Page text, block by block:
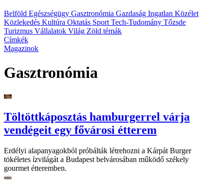
Belföld Egészségügy Gasztronómia Gazdaság Ingatlan Közélet
Közlekedés Kultúra Oktatás Sport Tech-Tudomány Tőzsde
Turizmus Vállalatok Világ Zöld témák
Címkék
Magazinok
Gasztronómia
Töltöttkáposztás hamburgerrel várja
vendégeit egy fővárosi étterem
Erdélyi alapanyagokból próbálták létrehozni a Kárpát Burger
tökéletes ízvilágát a Budapest belvárosában működő székely
gourmet étteremben.